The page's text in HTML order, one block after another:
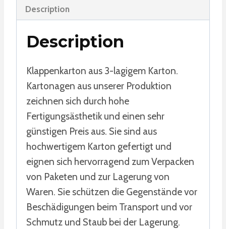
Description
Description
Klappenkarton aus 3-lagigem Karton.
Kartonagen aus unserer Produktion
zeichnen sich durch hohe
Fertigungsästhetik und einen sehr
günstigen Preis aus. Sie sind aus
hochwertigem Karton gefertigt und
eignen sich hervorragend zum Verpacken
von Paketen und zur Lagerung von
Waren. Sie schützen die Gegenstände vor
Beschädigungen beim Transport und vor
Schmutz und Staub bei der Lagerung.